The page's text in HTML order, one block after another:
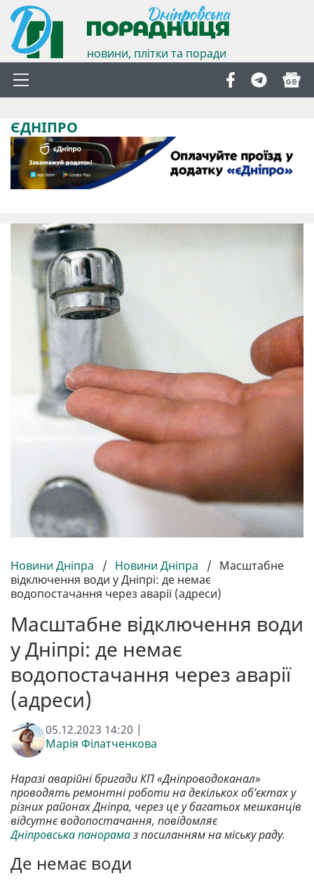
новини, плітки та поради
ЄДНІПРО
Новини Дніпра / Новини Дніпра / Масштабне
відключення води у Дніпрі: де немає
водопостачання через аварії (адреси)
Масштабне відключення води
у Дніпрі: де немає
водопостачання через аварії
(адреси)
05.12.2023 14:20 |
Марія Філатченкова
Наразі аварійні бригади КП «Дніпроводоканал»
проводять ремонтні роботи на декількох об’єктах у
різних районах Дніпра, через це у багатьох мешканців
відсутнє водопостачання, повідомляє
Дніпровська панорамаз посиланням на міську раду.
Де немає води